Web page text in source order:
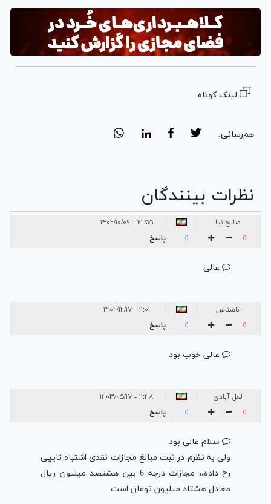
لینک کوتاه
هم‌رسانی:
نظرات بینندگان
صالح نیا ۲۱:۵۵ - ۱۴۰۲/۱۰/۰۹
0
0 پاسخ
عالی
ناشناس ۱۱:۰۱ - ۱۴۰۲/۱۲/۱۷
0
0 پاسخ
عالی خوب بود
لعل آبادی ۱۱:۴۸ - ۱۴۰۳/۰۵/۱۷
0
0 پاسخ
سلام عالی بود
ولی به نظرم در ثبت مبالغ مجازات نقدی اشتباه تایپی
رخ داده،، مجازات درجه 6 بین هشتصد میلیون ریال
معادل هشتاد میلیون تومان است